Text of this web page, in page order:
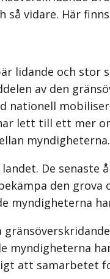
vidare. Här
lidande och
av den
nationell
lett till ett mer
myndigheterna.
De
den
myndigheterna
myndigheterna
att samarbetet